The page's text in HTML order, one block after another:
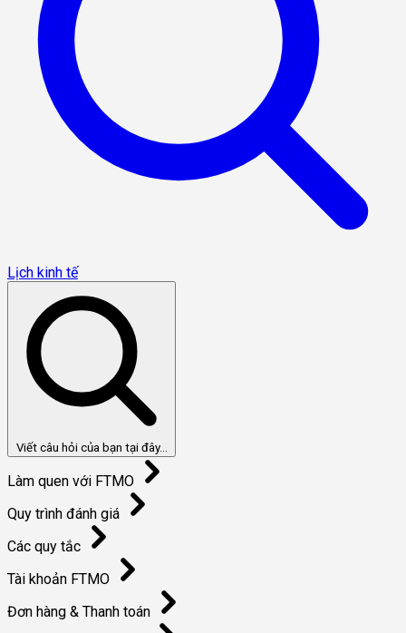
Lịch kinh tế
Viết câu hỏi của bạn tại đây...
Làm quen với FTMO
Quy trình đánh giá
Các quy tắc
Tài khoản FTMO
Đơn hàng & Thanh toán